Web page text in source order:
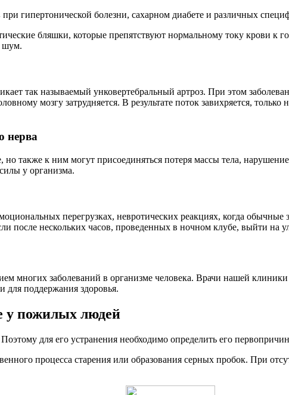
при гипертонической болезни, сахарном диабете и различных
бляшки, которые препятствуют нормальному току крови к
шум.
так называемый унковертебральный артроз. При этом
мозгу затрудняется. В результате поток завихряется,
нерва
также к ним могут присоединяться потеря массы тела,
у организма.
перегрузках, невротических реакциях, когда
после нескольких часов, проведенных в ночном клубе, выйти на
многих заболеваний в организме человека. Врачи нашей
для поддержания здоровья.
у пожилых людей
для его устранения необходимо определить его
процесса старения или образования серных пробок. При